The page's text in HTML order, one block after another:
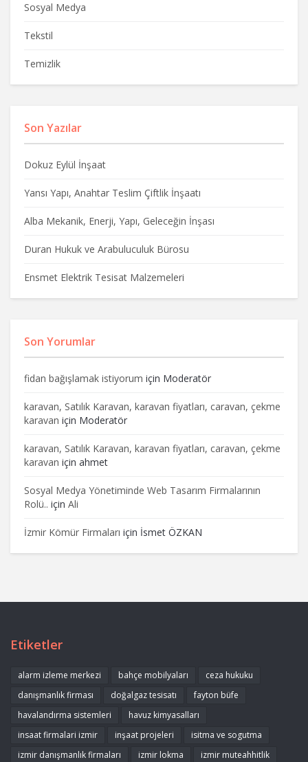
Sosyal Medya
Tekstil
Temizlik
Son Yazılar
Dokuz Eylül İnşaat
Yansı Yapı, Anahtar Teslim Çiftlik İnşaatı
Alba Mekanik, Enerji, Yapı, Geleceğin İnşası
Duran Hukuk ve Arabuluculuk Bürosu
Ensmet Elektrik Tesisat Malzemeleri
Son Yorumlar
fidan bağışlamak istiyorum için Moderatör
karavan, Satılık Karavan, karavan fiyatları, caravan, çekme
karavan için Moderatör
karavan, Satılık Karavan, karavan fiyatları, caravan, çekme
karavan için ahmet
Sosyal Medya Yönetiminde Web Tasarım Firmalarının
Rolü.. için Ali
İzmir Kömür Firmaları için İsmet ÖZKAN
Etiketler
alarm izleme merkezi bahçe mobilyaları
ceza hukuku
danışmanlık firması
doğalgaz tesisatı
fayton büfe
havalandırma sistemleri
havuz kimyasalları
insaat firmalari izmir
inşaat projeleri
isitma ve sogutma
izmir danışmanlık firmaları
izmir lokma
izmir muteahhitlik